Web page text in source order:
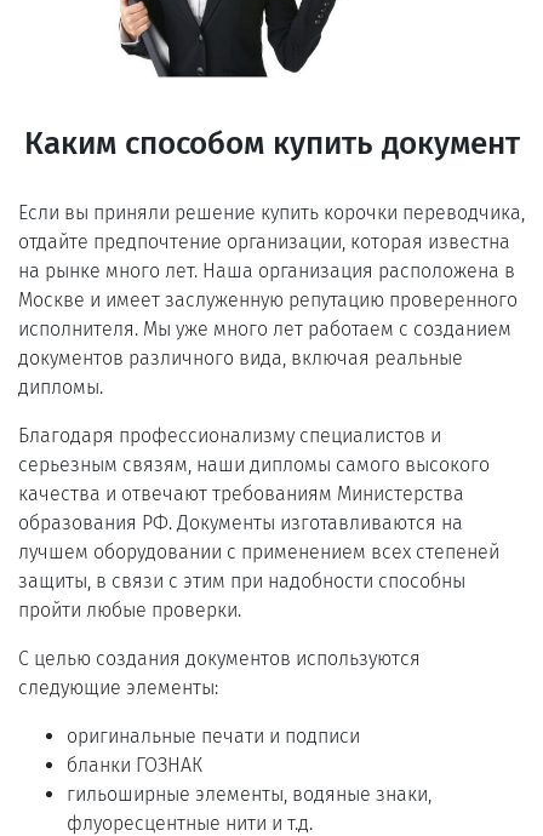
Каким способом купить документ
Если вы приняли решение купить корочки переводчика,
отдайте предпочтение организации, которая известна
на рынке много лет. Наша организация расположена в
Москве и имеет заслуженную репутацию проверенного
исполнителя. Мы уже много лет работаем с созданием
документов различного вида, включая реальные
дипломы.
Благодаря профессионализму специалистов и
серьезным связям, наши дипломы самого высокого
качества и отвечают требованиям Министерства
образования РФ. Документы изготавливаются на
лучшем оборудовании с применением всех степеней
защиты, в связи с этим при надобности способны
пройти любые проверки.
С целью создания документов используются
следующие элементы:
оригинальные печати и подписи
бланки ГОЗНАК
гильоширные элементы, водяные знаки,
флуоресцентные нити и т.д.